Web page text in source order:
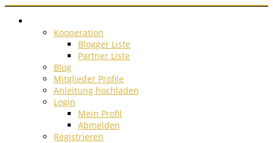
Kooperation
Blogger Liste
Partner Liste
Blog
Mitglieder Profile
Anleitung hochladen
Login
Mein Profil
Abmelden
Registrieren